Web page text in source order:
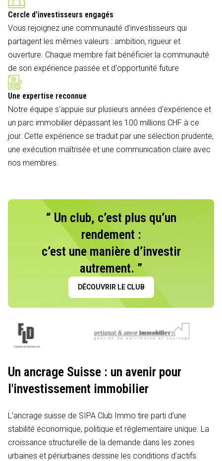
Cercle d’investisseurs engagés
Vous rejoignez une communauté d'investisseurs qui
partagent les mêmes valeurs : ambition, rigueur et
ouverture. Chaque membre fait bénéficier la communauté
de son expérience passée et d'opportunité future
Une expertise reconnue
Notre équipe s'appuie sur plusieurs années d'expérience et
un parc immobilier dépassant les 100 millions CHF à ce
jour. Cette expérience se traduit par une sélection prudente,
une exécution maîtrisée et une communication claire avec
nos membres.
“ Un club, c’est plus qu’un
rendement :
c’est une manière d’investir
autrement. ”
DÉCOUVRIR LE CLUB
Un ancrage Suisse : un avenir pour
l'investissement immobilier
L’ancrage suisse de SIPA Club Immo tire parti d’une
stabilité économique, politique et réglementaire unique. La
croissance structurelle de la demande dans les zones
urbaines et périurbaines dessine les conditions d’actifs